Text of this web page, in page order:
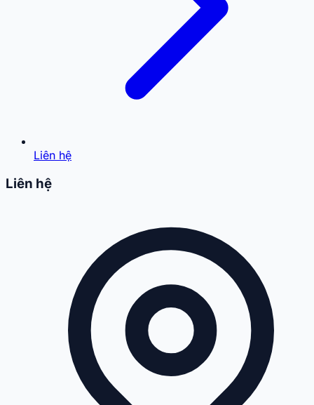
Liên hệ
Liên hệ